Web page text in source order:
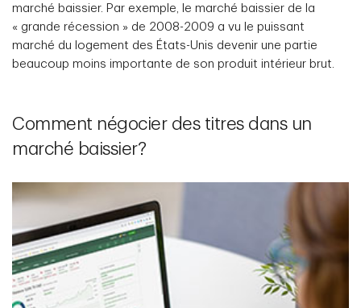
marché baissier. Par exemple, le marché baissier de la
« grande récession » de 2008-2009 a vu le puissant
marché du logement des États-Unis devenir une partie
beaucoup moins importante de son produit intérieur brut.
Comment négocier des titres dans un
marché baissier?